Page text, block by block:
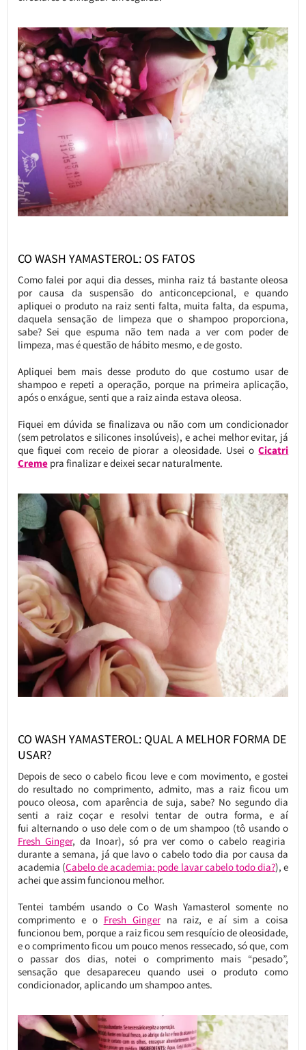
CO WASH YAMASTEROL: OS FATOS
Como falei por aqui dia desses, minha raiz tá bastante oleosa
por causa da suspensão do anticoncepcional, e quando
apliquei o produto na raiz senti falta, muita falta, da espuma,
daquela sensação de limpeza que o shampoo proporciona,
sabe? Sei que espuma não tem nada a ver com poder de
limpeza, mas é questão de hábito mesmo, e de gosto.
Apliquei bem mais desse produto do que costumo usar de
shampoo e repeti a operação, porque na primeira aplicação,
após o enxágue, senti que a raiz ainda estava oleosa.
Fiquei em dúvida se finalizava ou não com um condicionador
(sem petrolatos e silicones insolúveis), e achei melhor evitar, já
que fiquei com receio de piorar a oleosidade. Usei o Cicatri
Cremepra finalizar e deixei secar naturalmente.
CO WASH YAMASTEROL: QUAL A MELHOR FORMA DE
USAR?
Depois de seco o cabelo ficou leve e com movimento, e gostei
do resultado no comprimento, admito, mas a raiz ficou um
pouco oleosa, com aparência de suja, sabe? No segundo dia
senti a raiz coçar e resolvi tentar de outra forma, e aí
fui alternando o uso dele com o de um shampoo (tô usando o
Fresh Ginger, da Inoar), só pra ver como o cabelo reagiria
durante a semana, já que lavo o cabelo todo dia por causa da
academia (Cabelo de academia: pode lavar cabelo todo dia?), e
achei que assim funcionou melhor.
Tentei também usando o Co Wash Yamasterol somente no
comprimento e o Fresh Gingerna raiz, e aí sim a coisa
funcionou bem, porque a raiz ficou sem resquício de oleosidade,
e o comprimento ficou um pouco menos ressecado, só que, com
o passar dos dias, notei o comprimento mais “pesado”,
sensação que desapareceu quando usei o produto como
condicionador, aplicando um shampoo antes.